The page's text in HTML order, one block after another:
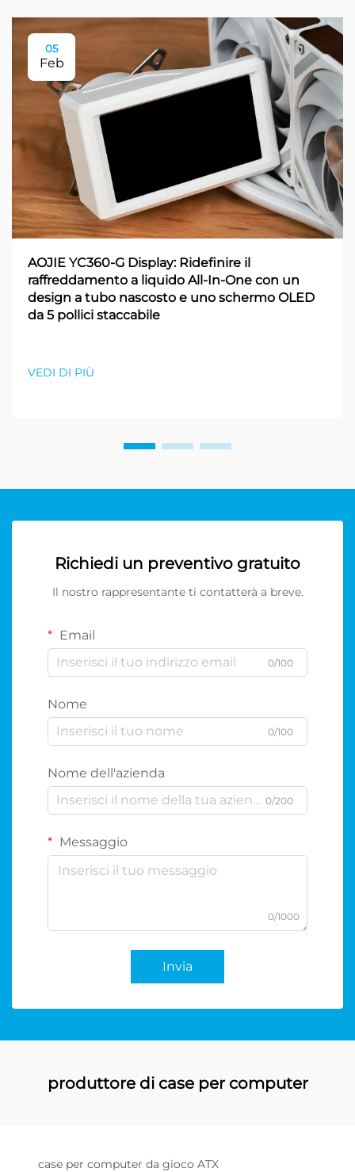
05
Feb
AOJIE YC360-G Display: Ridefinire il
raffreddamento a liquido All-In-One con un
design a tubo nascosto e uno schermo OLED
da 5 pollici staccabile
VEDI DI PIÙ
Richiedi un preventivo gratuito
Il nostro rappresentante ti contatterà a breve.
Email
0/100
Nome
0/100
Nome dell'azienda
0/200
Messaggio
0/1000
Invia
produttore di case per computer
case per computer da gioco ATX